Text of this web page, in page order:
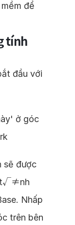
để
tính
đầu với
ở góc
sẽ được
t√≠nh
Nhấp
trên bên